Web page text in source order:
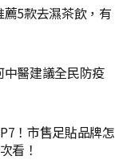
5款去濕茶飲，有
醫建議全民防疫
！市售足貼品牌怎
看！